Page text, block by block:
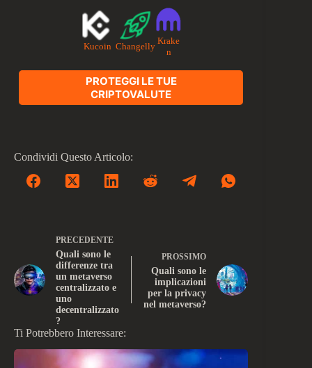
Kucoin Changelly
Krake
n
PROTEGGI LE TUE
CRIPTOVALUTE
Condividi Questo Articolo:
PRECEDENTE
Quali sono le
differenze tra
un metaverso
centralizzato e
uno
decentralizzato
?
PROSSIMO
Quali sono le
implicazioni
per la privacy
nel metaverso?
Ti Potrebbero Interessare: